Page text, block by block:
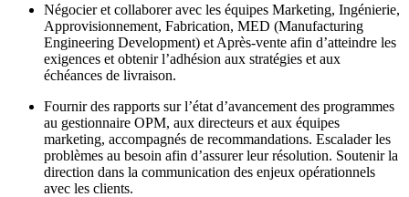
Négocier et collaborer avec les équipes Marketing, Ingénierie,
Approvisionnement, Fabrication, MED (Manufacturing
Engineering Development) et Après-vente afin d’atteindre les
exigences et obtenir l’adhésion aux stratégies et aux
échéances de livraison.
Fournir des rapports sur l’état d’avancement des programmes
au gestionnaire OPM, aux directeurs et aux équipes
marketing, accompagnés de recommandations. Escalader les
problèmes au besoin afin d’assurer leur résolution. Soutenir la
direction dans la communication des enjeux opérationnels
avec les clients.